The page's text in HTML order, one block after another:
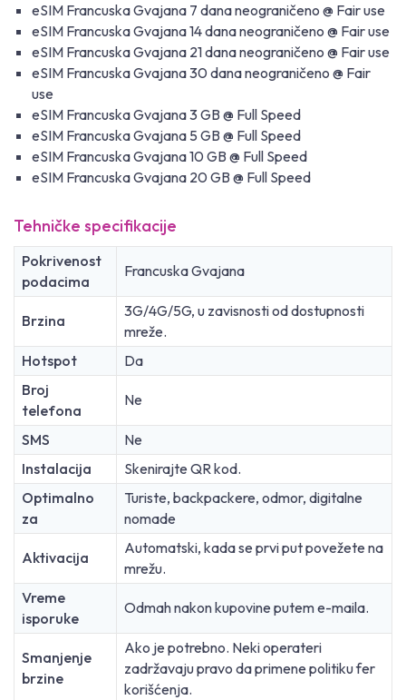
eSIM Francuska Gvajana 7 dana neograničeno @ Fair use
eSIM Francuska Gvajana 14 dana neograničeno @ Fair use
eSIM Francuska Gvajana 21 dana neograničeno @ Fair use
eSIM Francuska Gvajana 30 dana neograničeno @ Fair
use
eSIM Francuska Gvajana 3 GB @ Full Speed
eSIM Francuska Gvajana 5 GB @ Full Speed
eSIM Francuska Gvajana 10 GB @ Full Speed
eSIM Francuska Gvajana 20 GB @ Full Speed
Tehničke specifikacije
Pokrivenost
podacima
Francuska Gvajana
Brzina
3G/4G/5G, u zavisnosti od dostupnosti
mreže.
Hotspot
Da
Broj
telefona
Ne
SMS
Ne
Instalacija
Skenirajte QR kod.
Optimalno
za
Turiste, backpackere, odmor, digitalne
nomade
Aktivacija
Automatski, kada se prvi put povežete na
mrežu.
Vreme
isporuke
Odmah nakon kupovine putem e-maila.
Smanjenje
brzine
Ako je potrebno. Neki operateri
zadržavaju pravo da primene politiku fer
korišćenja.